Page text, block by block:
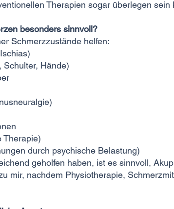
Therapien sogar überlegen sein
besonders sinnvoll?
Schmerzzustände helfen:
Schulter, Hände)
Therapie)
durch psychische Belastung)
geholfen haben, ist es sinnvoll,
mir, nachdem Physiotherapie,